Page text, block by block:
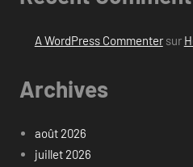
A WordPress Commentersur
Archives
août 2026
juillet 2026